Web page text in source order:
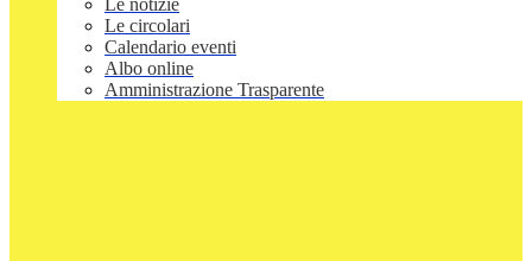
Le notizie
Le circolari
Calendario eventi
Albo online
Amministrazione Trasparente